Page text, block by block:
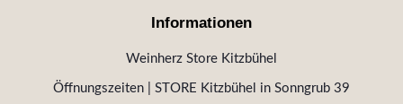
Informationen
Weinherz Store Kitzbühel
Öffnungszeiten | STORE Kitzbühel in Sonngrub 39